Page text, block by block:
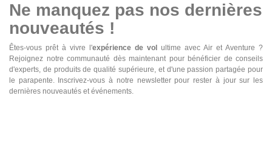
Ne manquez pas nos dernières
nouveautés !
Êtes-vous prêt à vivre l'expérience de vol
ultime avec Air et Aventure ?
Rejoignez notre communauté dès maintenant pour bénéficier de conseils
d'experts, de produits de qualité supérieure, et d'une passion partagée pour
le parapente. Inscrivez-vous à notre newsletter pour rester à jour sur les
dernières nouveautés et événements.